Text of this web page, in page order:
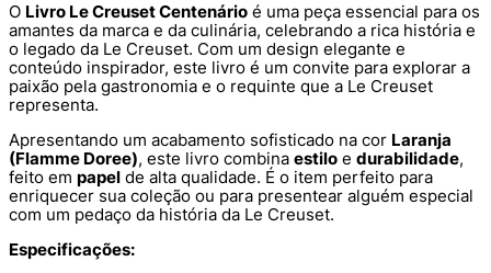
O Livro Le Creuset Centenário é uma peça essencial para os
amantes da marca e da culinária, celebrando a rica história e
o legado da Le Creuset. Com um design elegante e
conteúdo inspirador, este livro é um convite para explorar a
paixão pela gastronomia e o requinte que a Le Creuset
representa.
Apresentando um acabamento sofisticado na cor Laranja
(Flamme Doree), este livro combina estilo e durabilidade,
feito em papel de alta qualidade. É o item perfeito para
enriquecer sua coleção ou para presentear alguém especial
com um pedaço da história da Le Creuset.
Especificações: